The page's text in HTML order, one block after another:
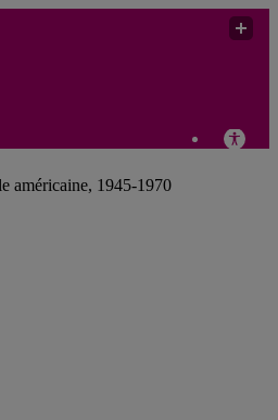
américaine, 1945-1970